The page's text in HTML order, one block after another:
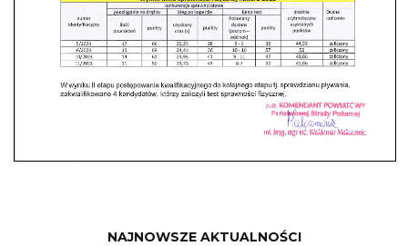
NAJNOWSZE AKTUALNOŚCI